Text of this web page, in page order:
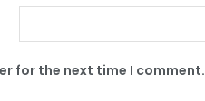
for the next time I comment.